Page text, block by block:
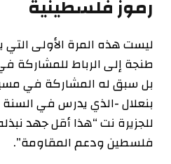
رموز فلسطينية
ليست هذه المرة الأولى
طنجة إلى الرباط للمشاركة
بل سبق له المشاركة في
بنعلال -الذي يدرس في
للجزيرة نت “هذا أقل جهد
فلسطين ودعم المقاومة”.